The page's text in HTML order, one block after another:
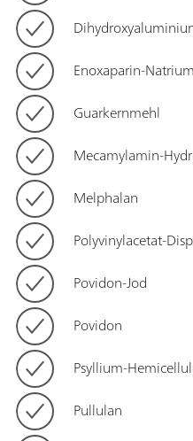
Enoxaparin-
Guarkernmehl
Mecamylamin-
Melphalan
Polyvinylacetat-
Povidon-Jod
Povidon
Psyllium-
Pullulan